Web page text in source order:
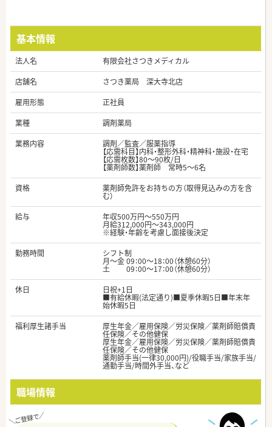
基本情報
法人名
有限会社さつきメディカル
店舗名
さつき薬局 深大寺北店
雇用形態
正社員
業種
調剤薬局
業務内容
調剤／監査／服薬指導
【応需科目】内科・整形外科・精神科・施設・在宅
【応需枚数】80～90枚/日
【薬剤師数】薬剤師 常時5～6名
資格
薬剤師免許をお持ちの方（取得見込みの方を含
む）
給与
年収500万円～550万円
月給312,000円～343,000円
※経験・年齢を考慮し面接後決定
勤務時間
シフト制
月～金 09：00～18：00（休憩60分）
土 09：00～17：00（休憩60分）
休日
日祝+1日
■有給休暇(法定通り)■夏季休暇5日■年末年
始休暇5日
福利厚生諸手当
厚生年金／雇用保険／労災保険／薬剤師賠償責
任保険／その他健保
厚生年金／雇用保険／労災保険／薬剤師賠償責
任保険／その他健保
薬剤師手当(一律30,000円)/役職手当/家族手当/
通勤手当/時間外手当、など
職場情報